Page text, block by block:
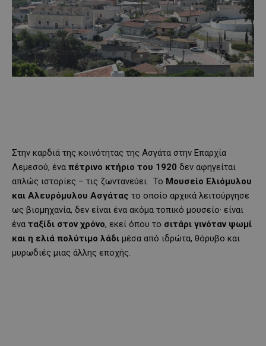
Στην καρδιά της κοινότητας της Ασγάτα στην Επαρχία
Λεμεσού, ένα πέτρινο κτήριο του 1920 δεν αφηγείται
απλώς ιστορίες – τις ζωντανεύει. Το Μουσείο Ελιόμυλου
και Αλευρόμυλου Ασγάτας το οποίο αρχικά λειτούργησε
ως βιομηχανία, δεν είναι ένα ακόμα τοπικό μουσείο· είναι
ένα ταξίδι στον χρόνο, εκεί όπου το σιτάρι γινόταν ψωμί
και η ελιά πολύτιμο λάδι μέσα από ιδρώτα, θόρυβο και
μυρωδιές μιας άλλης εποχής.